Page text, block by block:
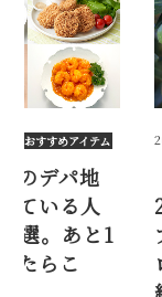
おすすめアイテム
新宿店】
物オリー
「ノヴェッ
6日から予